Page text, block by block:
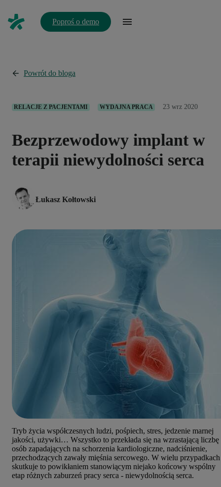
Poproś o demo
Powrót do bloga
RELACJE Z PACJENTAMI WYDAJNA PRACA 23 wrz 2020
Bezprzewodowy implant w
terapii niewydolności serca
Łukasz Kołtowski
Tryb życia współczesnych ludzi, pośpiech, stres, jedzenie marnej
jakości, używki… Wszystko to przekłada się na wzrastającą liczbę
osób zapadających na schorzenia kardiologiczne, nadciśnienie,
przechodzących zawały mięśnia sercowego. W wielu przypadkach
skutkuje to powikłaniem stanowiącym niejako końcowy wspólny
etap różnych zaburzeń pracy serca - niewydolnością serca.